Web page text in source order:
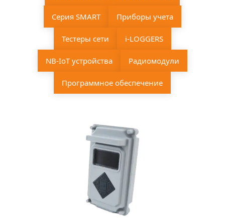
Серия SMART Приборы учета
Тестеры сети i-LOGGERS
NB-IoT устройства Радиомодули
Программное обеспечение